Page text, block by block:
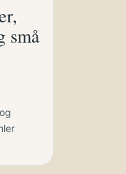
små